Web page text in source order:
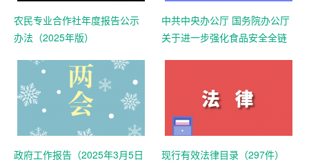
农民专业合作社年度报告公示
办法（2025年版）
中共中央办公厅 国务院办公厅
关于进一步强化食品安全全链
政府工作报告（2025年3月5日
现行有效法律目录（297件）